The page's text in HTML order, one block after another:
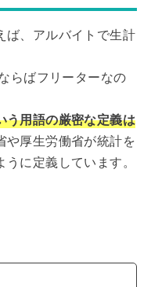
ば、アルバイトで生計
らばフリーターなの
う用語の厳密な定義は
や厚生労働省が統計を
に定義しています。